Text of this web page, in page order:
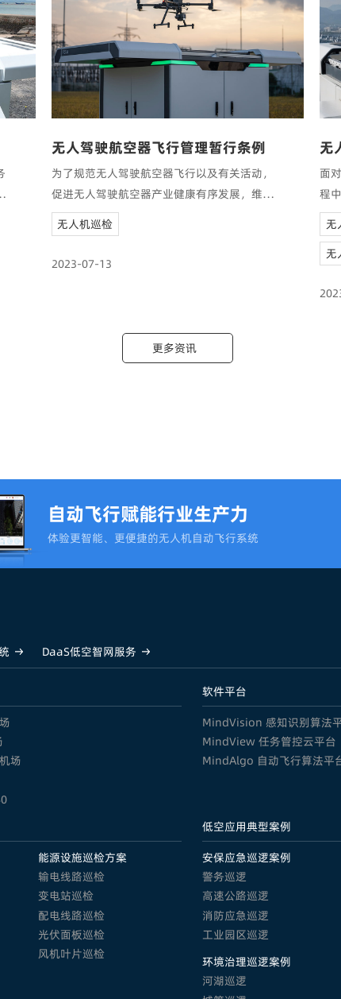
无人驾驶航空器飞行管理暂行条例
为了规范无人驾驶航空器飞行以及有关活动，
促进无人驾驶航空器产业健康有序发展，维护
航空安全、公共安全、国家安全，制定本条
例。
无人机巡检
2023-07-13
面
程
际
无
无
更多资讯
自动飞行赋能行业生产力
体验更智能、更便捷的无人机自动飞行系统
DaaS低空智网服务
场
软件平台
MindVision 感知识别算法
MindView 任务管控云平台
MindAlgo 自动飞行算法平
能源设施巡检方案
输电线路巡检
变电站巡检
配电线路巡检
光伏面板巡检
风机叶片巡检
低空应用典型案例
安保应急巡逻案例
警务巡逻
高速公路巡逻
消防应急巡逻
工业园区巡逻
环境治理巡逻案例
河湖巡逻